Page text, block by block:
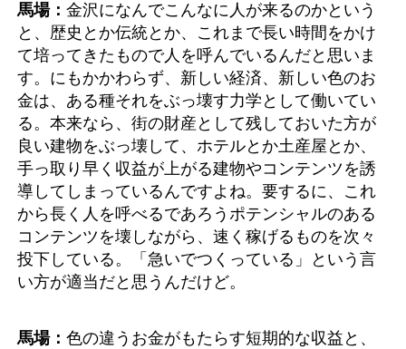
馬場： 金沢になんでこんなに人が来るのかという
と、歴史とか伝統とか、これまで長い時間をかけ
て培ってきたもので人を呼んでいるんだと思いま
す。にもかかわらず、新しい経済、新しい色のお
金は、ある種それをぶっ壊す力学として働いてい
る。本来なら、街の財産として残しておいた方が
良い建物をぶっ壊して、ホテルとか土産屋とか、
手っ取り早く収益が上がる建物やコンテンツを誘
導してしまっているんですよね。要するに、これ
から長く人を呼べるであろうポテンシャルのある
コンテンツを壊しながら、速く稼げるものを次々
投下している。「急いでつくっている」という言
い方が適当だと思うんだけど。
馬場： 色の違うお金がもたらす短期的な収益と、